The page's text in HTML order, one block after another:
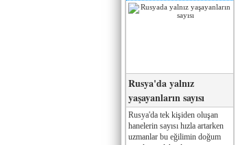
Rusya'da yalnız
yaşayanların sayısı
Rusya'da tek kişiden oluşan
hanelerin sayısı hızla artarken
uzmanlar bu eğilimin doğum